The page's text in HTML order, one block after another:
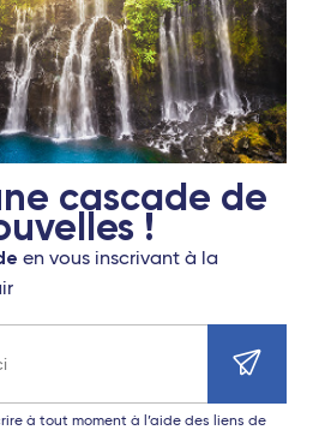
cascade de
!
en vous inscrivant à la
à tout moment à l’aide des liens de